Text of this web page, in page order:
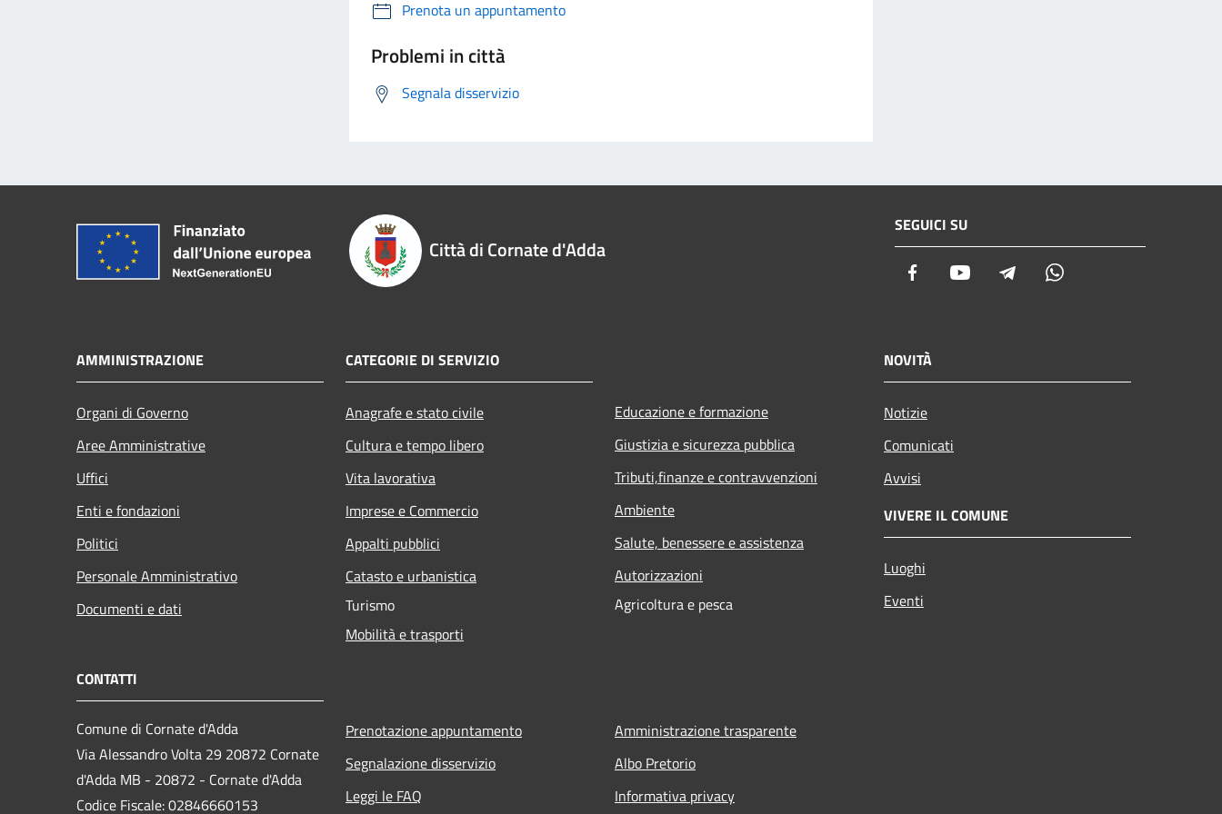
Prenota un appuntamento
Problemi in città
Segnala disservizio
Città di Cornate d'Adda
SEGUICI SU
Facebook Youtube Telegram
AMMINISTRAZIONE
Organi di Governo
Aree Amministrative
Uffici
Enti e fondazioni
Politici
Personale Amministrativo
Documenti e dati
CATEGORIE DI SERVIZIO
Anagrafe e stato civile
Cultura e tempo libero
Vita lavorativa
Imprese e Commercio
Appalti pubblici
Catasto e urbanistica
Turismo
Mobilità e trasporti
Educazione e formazione
Giustizia e sicurezza pubblica
Tributi,finanze e contravvenzioni
Ambiente
Salute, benessere e assistenza
Autorizzazioni
Agricoltura e pesca
NOVITÀ
Notizie
Comunicati
Avvisi
VIVERE IL COMUNE
Luoghi
Eventi
CONTATTI
Comune di Cornate d'Adda
Via Alessandro Volta 29 20872 Cornate
d'Adda MB - 20872 - Cornate d'Adda
Codice Fiscale: 02846660153
Prenotazione appuntamento
Segnalazione disservizio
Leggi le FAQ
Amministrazione trasparente
Albo Pretorio
Informativa privacy